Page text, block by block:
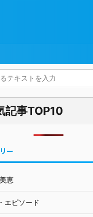
記事TOP10
ー
恵
エピソード